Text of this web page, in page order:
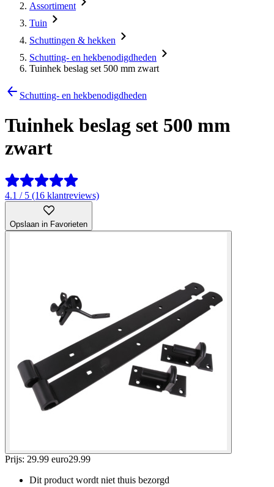
Assortiment
Tuin
Schuttingen & hekken
Schutting- en hekbenodigdheden
Tuinhek beslag set 500 mm zwart
Schutting- en hekbenodigdheden
Tuinhek beslag set 500 mm
zwart
4.1 / 5 (16 klantreviews)
Opslaan in Favorieten
Prijs: 29.99 euro29.99
Dit product wordt niet thuis bezorgd